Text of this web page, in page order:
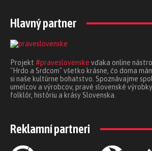
Hlavný partner
Projekt #praveslovenske vďaka online
"Hrdo a Srdcom" všetko krásne, čo doma
si naše kultúrne bohatstvo. Spoznávajme
umelcov a výrobcov, pravé slovenské
folklór, históriu a krásy Slovenska.
Reklamní partneri